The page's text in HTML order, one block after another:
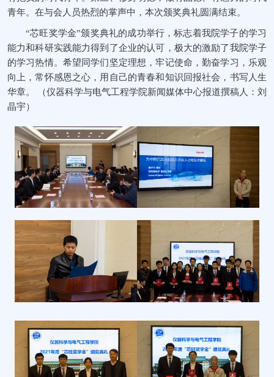
青年。在与会人员热烈的掌声中，本次颁奖典礼圆满结束。
“芯旺奖学金”颁奖典礼的成功举行，标志着我院学子的学习
能力和科研实践能力得到了企业的认可，极大的激励了我院学子
的学习热情。希望同学们坚定理想，牢记使命，勤奋学习，乐观
向上，常怀感恩之心，用自己的青春和知识回报社会，书写人生
华章。 （仪器科学与电气工程学院新闻媒体中心报道撰稿人：刘
晶宇）